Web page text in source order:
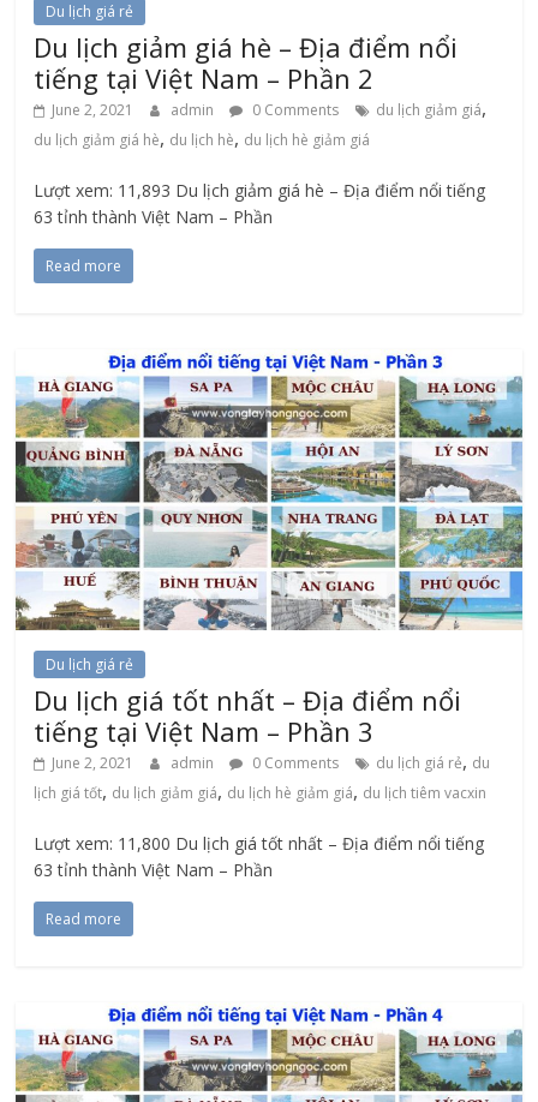
Du lịch giá rẻ
Du lịch giảm giá hè – Địa điểm nổi
tiếng tại Việt Nam – Phần 2
June 2, 2021 admin 0 Comments du lịch giảm giá,
du lịch giảm giá hè, du lịch hè, du lịch hè giảm giá
Lượt xem: 11,893 Du lịch giảm giá hè – Địa điểm nổi tiếng
63 tỉnh thành Việt Nam – Phần
Read more
Du lịch giá rẻ
Du lịch giá tốt nhất – Địa điểm nổi
tiếng tại Việt Nam – Phần 3
June 2, 2021 admin 0 Comments du lịch giá rẻ, du
lịch giá tốt, du lịch giảm giá, du lịch hè giảm giá, du lịch tiêm vacxin
Lượt xem: 11,800 Du lịch giá tốt nhất – Địa điểm nổi tiếng
63 tỉnh thành Việt Nam – Phần
Read more